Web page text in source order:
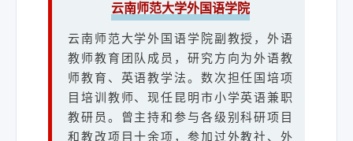
赛特等奖和全国半决赛二等奖；2021年
获第十二届“外教社杯”全国高校外语教学
大赛（外国语类专业组）云南赛区英语
专业组特等奖；2021年获外研社“教学之
星”大赛全国复赛一等奖；2022年获第十
二届“外教社杯”全国高校外语教学大赛全
国决赛专业组三等奖。
孙俊波
昆明经济技术开发区瑞云小学
昆明经济技术开发区瑞云小学英语教
师，云南省省级、市级优课名师，昆明
罗朝英
四川省成都市新都一中实验学校
四川省成都市新都一中实验学校英语教
师，中小学英语正高级教师。四川省基
云南师范大学外国语学院
云南师范大学外国语学院副教授，外语
教师教育团队成员，研究方向为外语教
师教育、英语教学法。数次担任国培项
目培训教师、现任昆明市小学英语兼职
教研员。曾主持和参与各级别科研项目
和教改项目十余项，参加过外教社、外